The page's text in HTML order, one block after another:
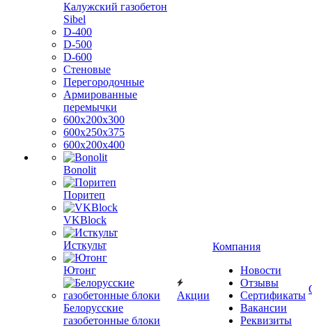
Калужский газобетон
Sibel
D-400
D-500
D-600
Стеновые
Перегородочные
Армированные
перемычки
600х200х300
600х250х375
600х200х400
Bonolit
Поритеп
VKBlock
Исткульт
Ютонг
Белорусские
газобетонные блоки
Акции
Компания
Новости
Отзывы
Сертификаты
Вакансии
Реквизиты